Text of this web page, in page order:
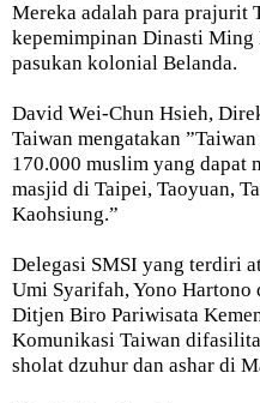
Mereka adalah para prajurit
kepemimpinan Dinasti
pasukan kolonial Belanda.
David Wei-Chun Hsieh,
Taiwan mengatakan
170.000 muslim yang dapat
masjid di Taipei, Taoyuan,
Kaohsiung.”
Delegasi SMSI yang terdiri
Umi Syarifah, Yono Hartono
Ditjen Biro Pariwisata
Komunikasi Taiwan
sholat dzuhur dan ashar di